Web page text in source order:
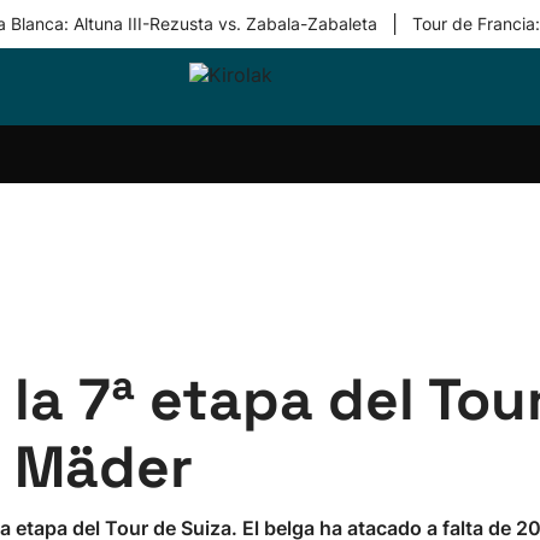
Blanca: Altuna III-Rezusta vs. Zabala-Zabaleta Tour de
Equipos
7ª etapa del
Mäder
etapa del Tour de Suiza. El belga ha atacado a falta de